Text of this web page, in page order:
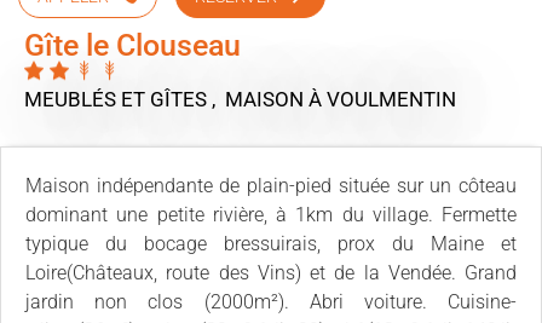
Gîte le Clouseau
MEUBLÉS ET GÎTES , MAISON À VOULMENTIN
Maison indépendante de plain-pied située sur un côteau
dominant une petite rivière, à 1km du village. Fermette
typique du bocage bressuirais, prox du Maine et
Loire(Châteaux, route des Vins) et de la Vendée. Grand
jardin non clos (2000m²). Abri voiture. Cuisine-